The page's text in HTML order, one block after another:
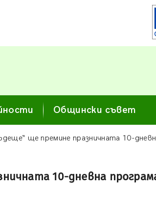
Общински съвет
ще премине празничната 10-
10-дневна